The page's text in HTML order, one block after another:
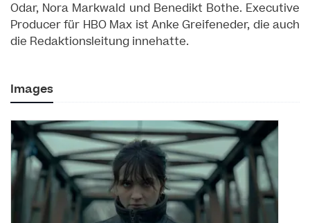
Odar, Nora Markwald und Benedikt Bothe. Executive
Producer für HBO Max ist Anke Greifeneder, die auch
die Redaktionsleitung innehatte.
Images